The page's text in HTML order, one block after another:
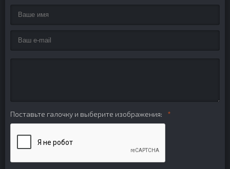
Поставьте галочку и выберите изображения: